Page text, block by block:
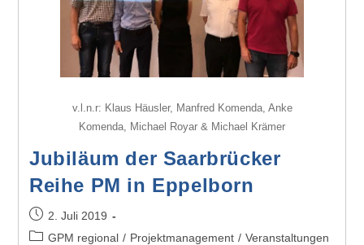
v.l.n.r: Klaus Häusler, Manfred Komenda, Anke
Komenda, Michael Royar & Michael Krämer
Jubiläum der Saarbrücker
Reihe PM in Eppelborn
2. Juli 2019
GPM regional / Projektmanagement / Veranstaltungen